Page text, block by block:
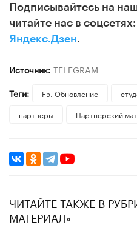
Подписывайтесь на
читайте нас в соцсетях:
Яндекс.Дзен.
Источник: TELEGRAM
Теги:
​F5. Обновление
партнеры
Партнерский
ЧИТАЙТЕ ТАКЖЕ В
МАТЕРИАЛ»